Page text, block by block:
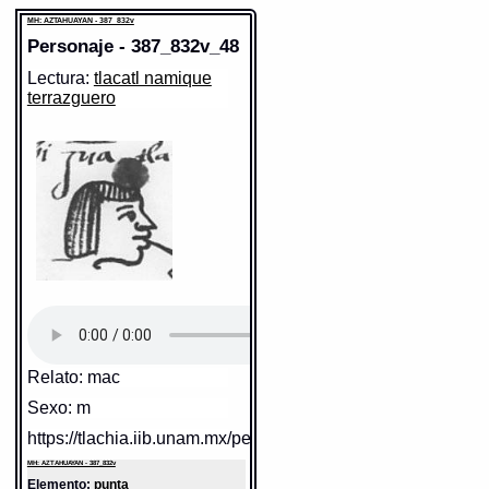
Sentido:
https://tlachia.iib.unam.mx/elemento/09.09.10
MH: AZTAHUAYAN - 387_832v
tlacatl
MH: AZTAHUAYAN - 387_832v
Personaje - 387_832v_48
Lectura: tlacatl namique
terrazguero
Relato: mac
Sexo: m
https://tlachia.iib.unam.mx/personaje/387_832v_48
MH: AZTAHUAYAN - 387_832v
Elemento: punta